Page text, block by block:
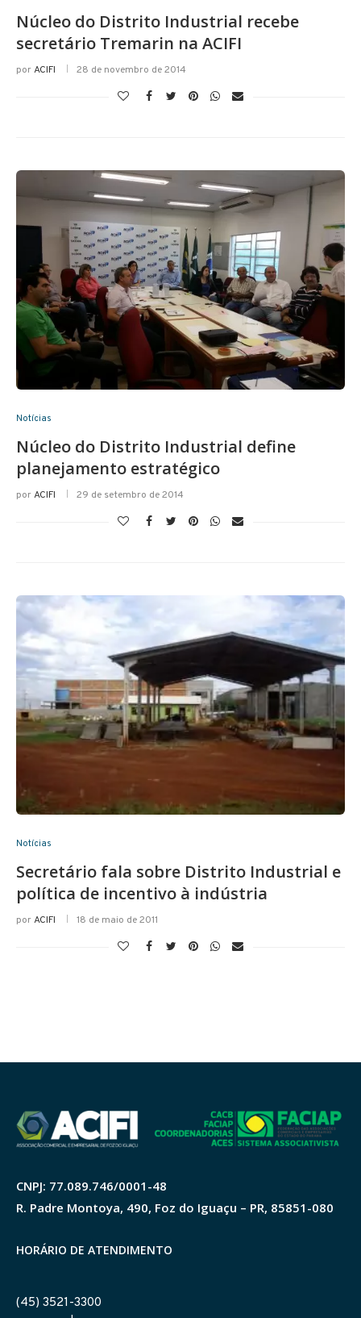
Núcleo do Distrito Industrial recebe
secretário Tremarin na ACIFI
porACIFI 28 de novembro de 2014
Notícias
Núcleo do Distrito Industrial define
planejamento estratégico
porACIFI 29 de setembro de 2014
Notícias
Secretário fala sobre Distrito Industrial e
política de incentivo à indústria
porACIFI 18 de maio de 2011
CNPJ: 77.089.746/0001-48
R. Padre Montoya, 490, Foz do Iguaçu – PR, 85851-080
HORÁRIO DE ATENDIMENTO
(45) 3521-3300